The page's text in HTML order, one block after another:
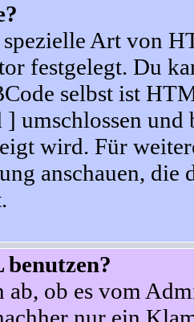
Art von
festgelegt. Du
selbst ist
umschlossen
wird. Für
anschauen, die
ab, ob es vom